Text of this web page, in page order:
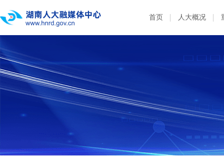
首页 人大概况